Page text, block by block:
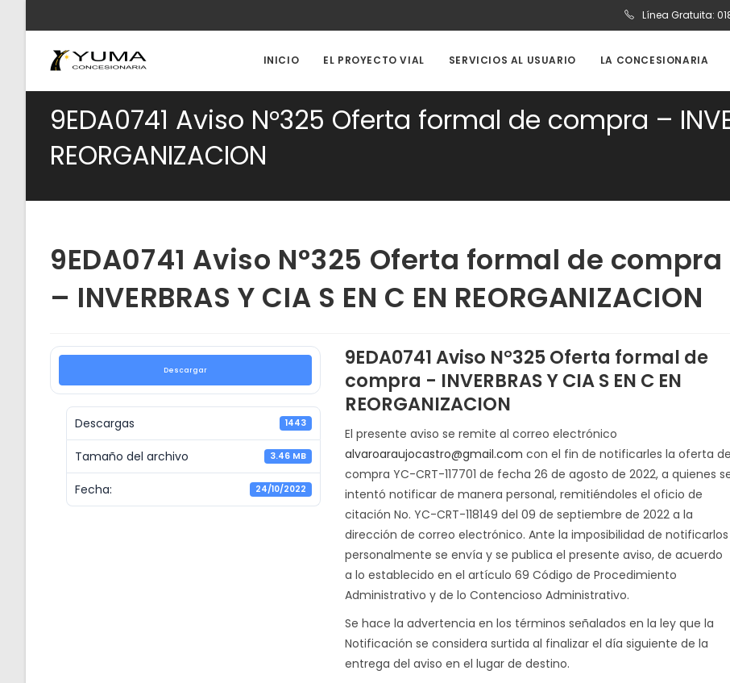
contenido
Línea Gratuita:
INICIO EL PROYECTO VIAL SERVICIOS AL USUARIO LA CONCESIONARIA
9EDA0741 Aviso N°325 Oferta formal de compra –
REORGANIZACION
9EDA0741 Aviso N°325 Oferta formal de compra
– INVERBRAS Y CIA S EN C EN REORGANIZACION
Descargar
Descargas 1443
Tamaño del archivo 3.46 MB
Fecha: 24/10/2022
9EDA0741 Aviso N°325 Oferta formal de
compra - INVERBRAS Y CIA S EN C EN
REORGANIZACION
El presente aviso se remite al correo electrónico
alvaroaraujocastro@gmail.com con el fin de notificarles la oferta de
compra YC-CRT-117701 de fecha 26 de agosto de 2022, a quienes
intentó notificar de manera personal, remitiéndoles el oficio de
citación No. YC-CRT-118149 del 09 de septiembre de 2022 a la
dirección de correo electrónico. Ante la imposibilidad de notificarlos
personalmente se envía y se publica el presente aviso, de acuerdo
a lo establecido en el artículo 69 Código de Procedimiento
Administrativo y de lo Contencioso Administrativo.
Se hace la advertencia en los términos señalados en la ley que la
Notificación se considera surtida al finalizar el día siguiente de la
entrega del aviso en el lugar de destino.